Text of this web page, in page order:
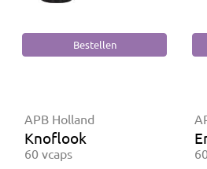
APB Holland
Knoflook
60 vcaps